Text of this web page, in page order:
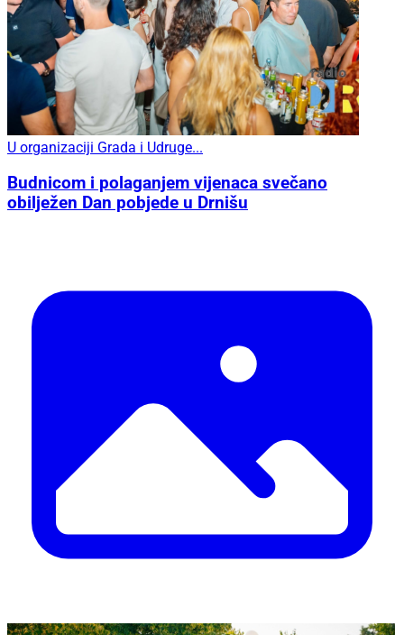
U organizaciji Grada i Udruge...
Budnicom i polaganjem vijenaca svečano
obilježen Dan pobjede u Drnišu